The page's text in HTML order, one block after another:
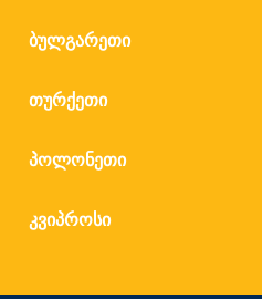
ბულგარეთი
თურქეთი
პოლონეთი
კვიპროსი